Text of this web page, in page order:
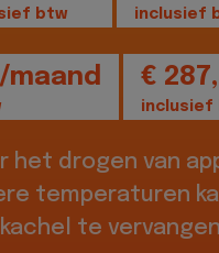
btw inclusief
maand €
inclusief
het drogen van
temperaturen
te